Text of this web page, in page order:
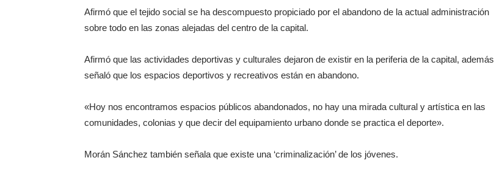
Afirmó que el tejido social se ha descompuesto propiciado por el abandono de la actual administración
sobre todo en las zonas alejadas del centro de la capital.
Afirmó que las actividades deportivas y culturales dejaron de existir en la periferia de la capital, además
señaló que los espacios deportivos y recreativos están en abandono.
«Hoy nos encontramos espacios públicos abandonados, no hay una mirada cultural y artística en las
comunidades, colonias y que decir del equipamiento urbano donde se practica el deporte».
Morán Sánchez también señala que existe una ‘criminalización’ de los jóvenes.